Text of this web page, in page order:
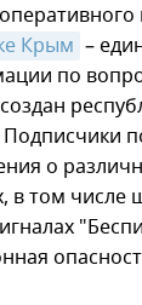
Крым –
по
о
в том